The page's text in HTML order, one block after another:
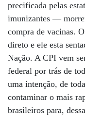
precificada pelas
imunizantes —
compra de vacinas.
direto e ele esta
Nação. A CPI vem
federal por trás de
uma intenção, de
contaminar o mais
brasileiros para,